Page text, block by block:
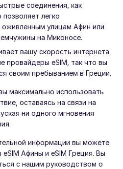
соединения, как
легко
оживленным улицам Афин или
на Миконосе.
вашу скорость интернета
провайдеры eSIM, так что вы
своим пребыванием в Греции.
максимально использовать
оставаясь на связи на
ни одного мгновения
информации вы можете
Афины и eSIM Греция. Вы
с нашим руководством о